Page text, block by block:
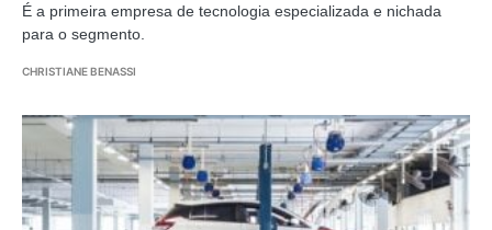
É a primeira empresa de tecnologia especializada e nichada
para o segmento.
CHRISTIANE BENASSI